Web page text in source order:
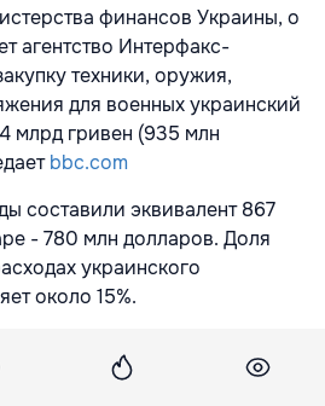
финансов Украины, о
агентство Интерфакс-
техники, оружия,
для военных украинский
млрд гривен (935 млн
bbc.com
составили эквивалент 867
- 780 млн долларов. Доля
украинского
около 15%.
новости Point.md в Google